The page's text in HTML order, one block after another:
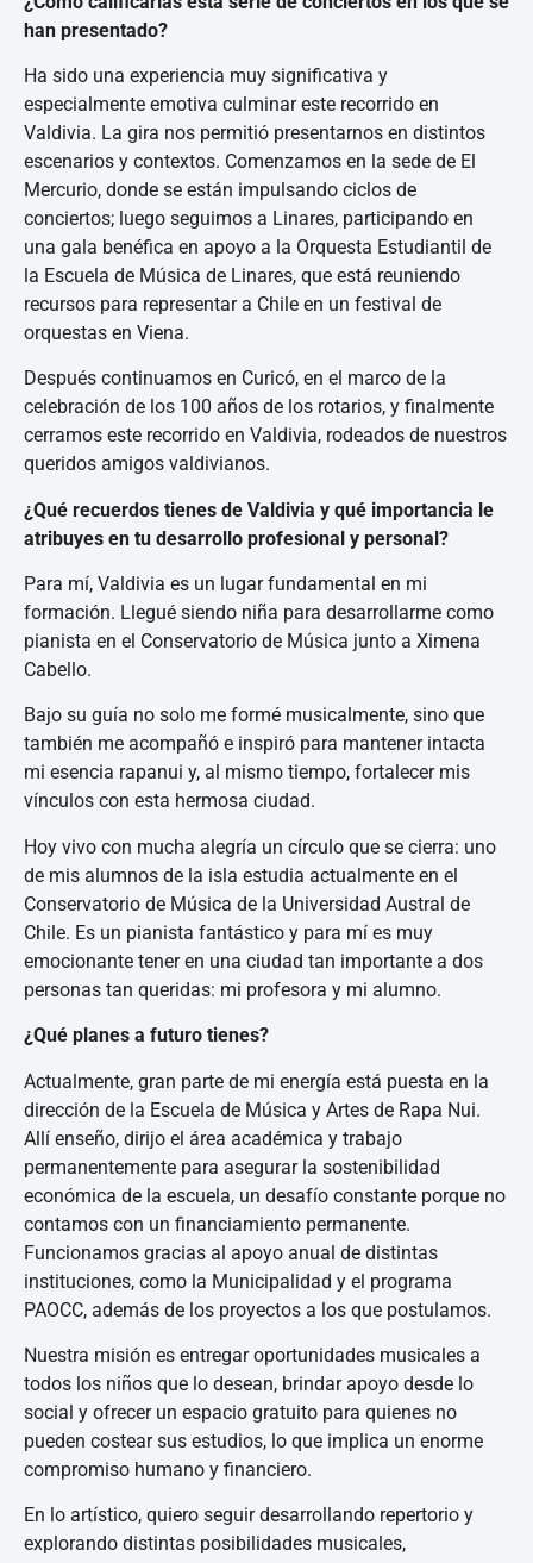
han presentado?
Ha sido una experiencia muy significativa y
especialmente emotiva culminar este recorrido en
Valdivia. La gira nos permitió presentarnos en distintos
escenarios y contextos. Comenzamos en la sede de El
Mercurio, donde se están impulsando ciclos de
conciertos; luego seguimos a Linares, participando en
una gala benéfica en apoyo a la Orquesta Estudiantil de
la Escuela de Música de Linares, que está reuniendo
recursos para representar a Chile en un festival de
orquestas en Viena.
Después continuamos en Curicó, en el marco de la
celebración de los 100 años de los rotarios, y finalmente
cerramos este recorrido en Valdivia, rodeados de nuestros
queridos amigos valdivianos.
¿Qué recuerdos tienes de Valdivia y qué importancia le
atribuyes en tu desarrollo profesional y personal?
Para mí, Valdivia es un lugar fundamental en mi
formación. Llegué siendo niña para desarrollarme como
pianista en el Conservatorio de Música junto a Ximena
Cabello.
Bajo su guía no solo me formé musicalmente, sino que
también me acompañó e inspiró para mantener intacta
mi esencia rapanui y, al mismo tiempo, fortalecer mis
vínculos con esta hermosa ciudad.
Hoy vivo con mucha alegría un círculo que se cierra: uno
de mis alumnos de la isla estudia actualmente en el
Conservatorio de Música de la Universidad Austral de
Chile. Es un pianista fantástico y para mí es muy
emocionante tener en una ciudad tan importante a dos
personas tan queridas: mi profesora y mi alumno.
¿Qué planes a futuro tienes?
Actualmente, gran parte de mi energía está puesta en la
dirección de la Escuela de Música y Artes de Rapa Nui.
Allí enseño, dirijo el área académica y trabajo
permanentemente para asegurar la sostenibilidad
económica de la escuela, un desafío constante porque no
contamos con un financiamiento permanente.
Funcionamos gracias al apoyo anual de distintas
instituciones, como la Municipalidad y el programa
PAOCC, además de los proyectos a los que postulamos.
Nuestra misión es entregar oportunidades musicales a
todos los niños que lo desean, brindar apoyo desde lo
social y ofrecer un espacio gratuito para quienes no
pueden costear sus estudios, lo que implica un enorme
compromiso humano y financiero.
En lo artístico, quiero seguir desarrollando repertorio y
explorando distintas posibilidades musicales,